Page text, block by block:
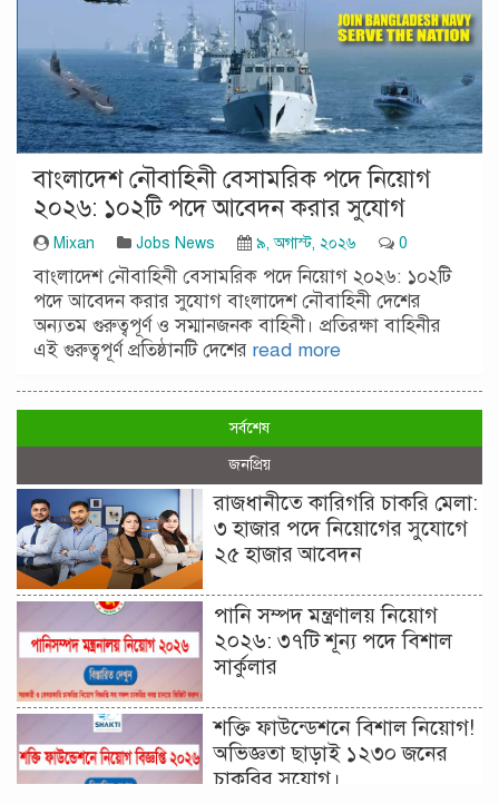
বাংলাদেশ নৌবাহিনী বেসামরিক পদে নিয়োগ
২০২৬: ১০২টি পদে আবেদন করার সুযোগ
Mixan Jobs News ৯, অগাস্ট, ২০২৬ 0
বাংলাদেশ নৌবাহিনী বেসামরিক পদে নিয়োগ ২০২৬: ১০২টি
পদে আবেদন করার সুযোগ বাংলাদেশ নৌবাহিনী দেশের
অন্যতম গুরুত্বপূর্ণ ও সম্মানজনক বাহিনী। প্রতিরক্ষা বাহিনীর
এই গুরুত্বপূর্ণ প্রতিষ্ঠানটি দেশের read more
সর্বশেষ
জনপ্রিয়
রাজধানীতে কারিগরি চাকরি মেলা:
৩ হাজার পদে নিয়োগের সুযোগে
২৫ হাজার আবেদন
পানি সম্পদ মন্ত্রণালয় নিয়োগ
২০২৬: ৩৭টি শূন্য পদে বিশাল
সার্কুলার
শক্তি ফাউন্ডেশনে বিশাল নিয়োগ!
অভিজ্ঞতা ছাড়াই ১২৩০ জনের
চাকরির সুযোগ।